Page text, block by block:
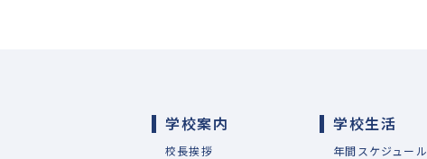
学校案内
校長挨拶
学校生活
年間スケジュール